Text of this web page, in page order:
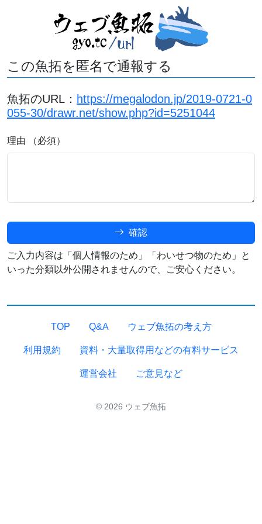
この魚拓を匿名で通報する
魚拓のURL： https://megalodon.jp/2019-0721-0
055-30/drawr.net/show.php?id=5251044
理由 （必須）
確認
ご入力内容は「個人情報のため」「わいせつ物のため」と
いった分類以外公開されませんので、ご安心ください。
TOP Q&A ウェブ魚拓の考え方
利用規約 資料・大量取得用などの有料サービス
運営会社 ご意見など
© 2026 ウェブ魚拓